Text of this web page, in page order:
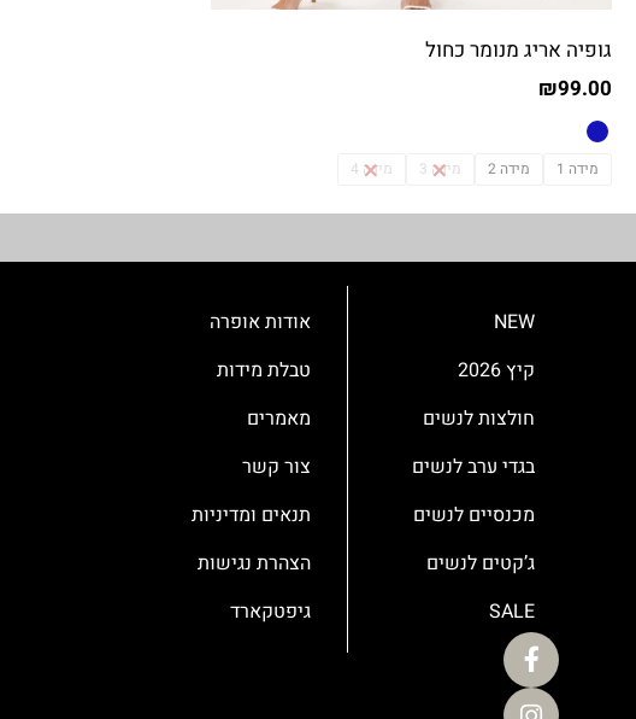
גופיה אריג מנומר כחול
₪99.00
מידה 1 מידה 2 מידה 3 מידה 4
NEW
קיץ 2026
חולצות לנשים
בגדי ערב לנשים
מכנסיים לנשים
ג’קטים לנשים
SALE
אודות אופרה
טבלת מידות
מאמרים
צור קשר
תנאים ומדיניות
הצהרת נגישות
גיפטקארד